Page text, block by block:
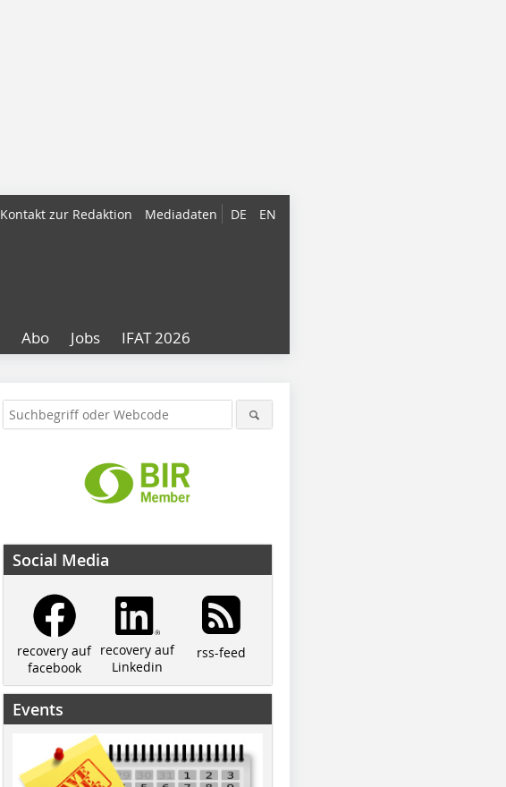
DE EN
Kontakt zur Redaktion Mediadaten
Abo Jobs IFAT 2026
Social Media
recovery auf
facebook
recovery auf
Linkedin
rss-feed
Events